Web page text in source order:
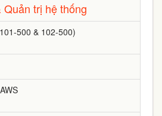
trị hệ thống
500 & 102-500)